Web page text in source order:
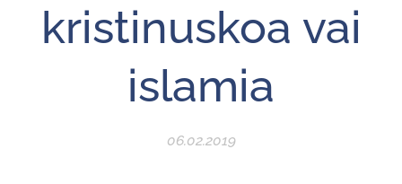
kristinuskoa vai
islamia
06.02.2019